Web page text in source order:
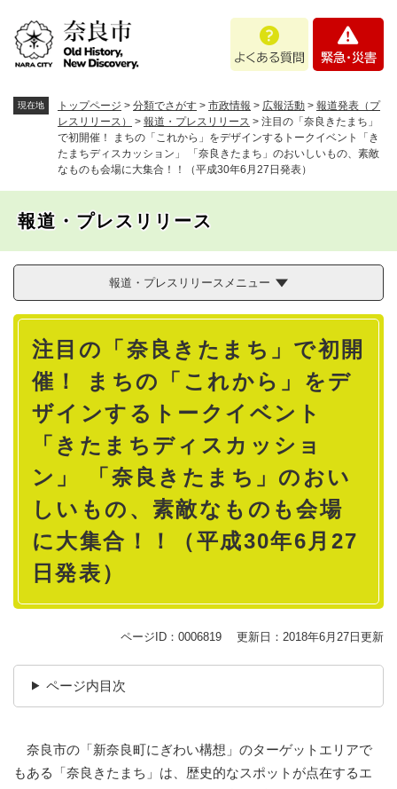
あ
問
・
現在地 トップページ > 分類でさがす > 市政情報 > 広報活動 > 報道発表（プ
レスリリース）
> 報道・プレスリリース > 注目の「奈良きたまち」
で初開催！ まちの「これから」をデザインするトークイベント「き
たまちディスカッション」 「奈良きたまち」のおいしいもの、素敵
なものも会場に大集合！！（平成30年6月27日発表）
報道・プレスリリース
報道・プレスリリースメニュー
本
注目の「奈良きたまち」で初開
催！ まちの「これから」をデ
ザインするトークイベント
「きたまちディスカッショ
ン」 「奈良きたまち」のおい
しいもの、素敵なものも会場
に大集合！！（平成30年6月27
日発表）
ページID：0006819 更新日：2018年6月27日更新
ページ内目次
奈良市の「新奈良町にぎわい構想」のターゲットエリアで
もある「奈良きたまち」は、歴史的なスポットが点在するエ